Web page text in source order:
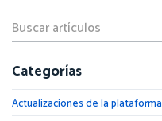
Categorías
Actualizaciones de la plataforma